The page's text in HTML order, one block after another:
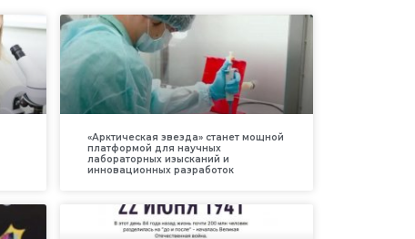
«Арктическая звезда» станет мощной
платформой для научных
лабораторных изысканий и
инновационных разработок